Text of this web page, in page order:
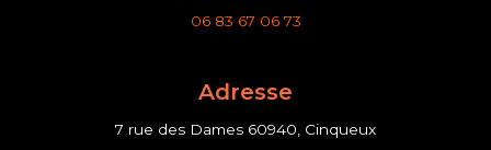
06 83 67 06 73
Adresse
7 rue des Dames 60940, Cinqueux